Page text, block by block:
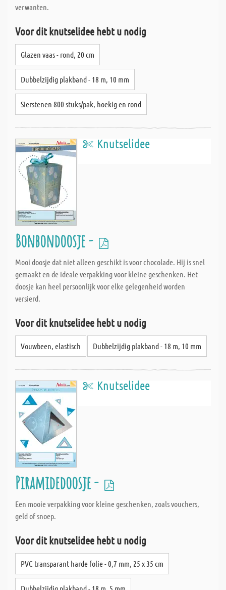
verwanten.
Voor dit knutselidee hebt u nodig
Glazen vaas - rond, 20 cm
Dubbelzijdig plakband - 18 m, 10 mm
Sierstenen 800 stuks/pak, hoekig en rond
Knutselidee
Bonbondoosje -
Mooi doosje dat niet alleen geschikt is voor chocolade. Hij is snel
gemaakt en de ideale verpakking voor kleine geschenken. Het
doosje kan heel persoonlijk voor elke gelegenheid worden
versierd.
Voor dit knutselidee hebt u nodig
Vouwbeen, elastisch Dubbelzijdig plakband - 18 m, 10 mm
Knutselidee
Piramidedoosje -
Een mooie verpakking voor kleine geschenken, zoals vouchers,
geld of snoep.
Voor dit knutselidee hebt u nodig
PVC transparant harde folie - 0,7 mm, 25 x 35 cm